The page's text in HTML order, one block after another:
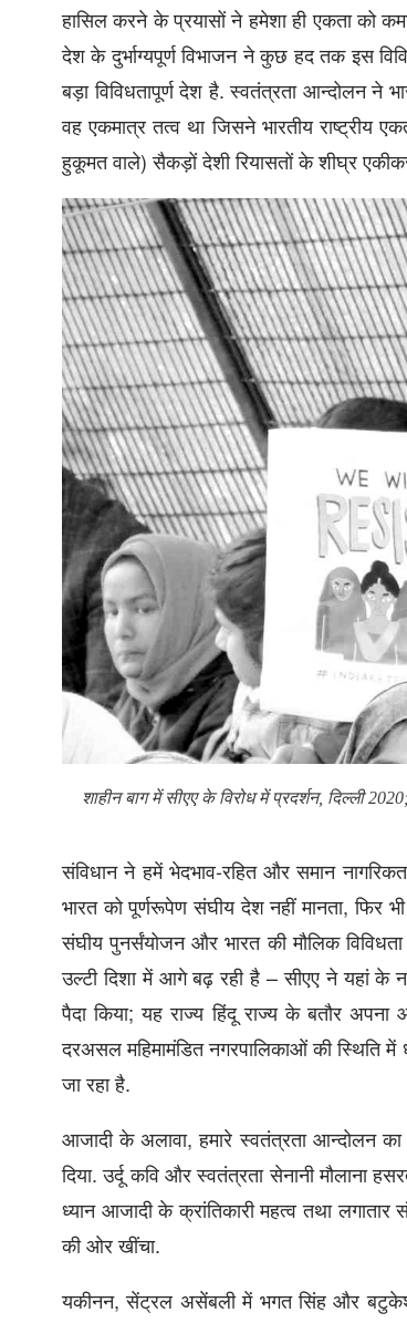
हासिल करने के प्रयासों ने हमेशा ही एकता को
देश के दुर्भाग्यपूर्ण विभाजन ने कुछ हद तक इस
बड़ा विविधतापूर्ण देश है. स्वतंत्रता आन्दोलन ने
वह एकमात्र तत्व था जिसने भारतीय राष्ट्रीय
हुकूमत वाले) सैकड़ों देशी रियासतों के शीघ्र
शाहीन बाग में सीएए के विरोध में प्रदर्शन, दिल्ली
संविधान ने हमें भेदभाव-रहित और समान
भारत को पूर्णरूपेण संघीय देश नहीं मानता, फिर
संघीय पुनर्संयोजन और भारत की मौलिक
उल्टी दिशा में आगे बढ़ रही है – सीएए ने यहां के
पैदा किया; यह राज्य हिंदू राज्य के बतौर
दरअसल महिमामंडित नगरपालिकाओं की स्थिति
जा रहा है.
आजादी के अलावा, हमारे स्वतंत्रता आन्दोलन
दिया. उर्दू कवि और स्वतंत्रता सेनानी मौलाना
ध्यान आजादी के क्रांतिकारी महत्व तथा
की ओर खींचा.
यकीनन, सेंट्रल असेंबली में भगत सिंह और बटुकेश्वर